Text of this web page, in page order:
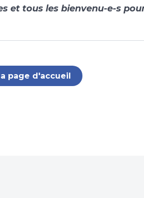
et tous les bienvenu-e-s
page d'accueil